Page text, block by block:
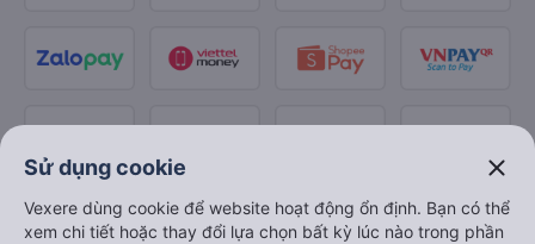
Sử dụng cookie close
Vexere dùng cookie để website hoạt động ổn định. Bạn có thể
xem chi tiết hoặc thay đổi lựa chọn bất kỳ lúc nào trong phần